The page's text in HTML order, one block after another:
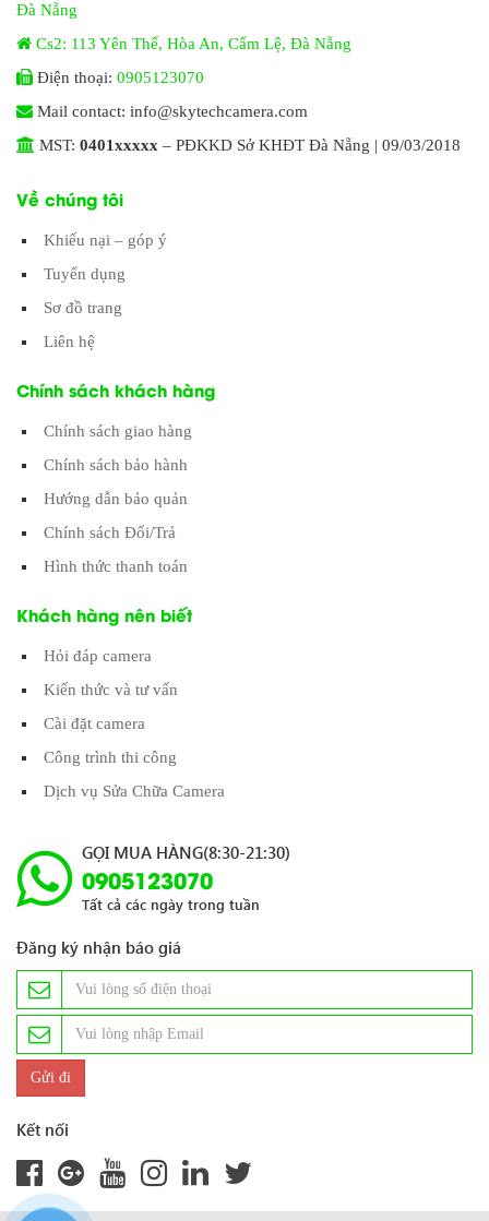
Đà Nẵng
Cs2: 113 Yên Thế, Hòa An, Cẩm Lệ, Đà Nẵng
Điện thoại: 0905123070
Mail contact: info@skytechcamera.com
MST: 0401xxxxx – PĐKKD Sở KHĐT Đà Nẵng | 09/03/2018
Về chúng tôi
Khiếu nại – góp ý
Tuyển dụng
Sơ đồ trang
Liên hệ
Chính sách khách hàng
Chính sách giao hàng
Chính sách bảo hành
Hướng dẫn bảo quản
Chính sách Đổi/Trả
Hình thức thanh toán
Khách hàng nên biết
Hỏi đáp camera
Kiến thức và tư vấn
Cài đặt camera
Công trình thi công
Dịch vụ Sửa Chữa Camera
GỌI MUA HÀNG(8:30-21:30)
0905123070
Tất cả các ngày trong tuần
Đăng ký nhận báo giá
Kết nối